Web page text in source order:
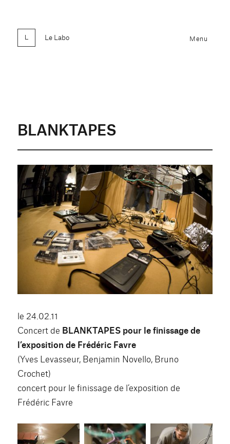
Le Labo Menu
BLANKTAPES
le 24.02.11
Concert de BLANKTAPES pour le finissage de
l’exposition de Frédéric Favre
(Yves Levasseur, Benjamin Novello, Bruno
Crochet)
concert pour le finissage de l’exposition de
Frédéric Favre